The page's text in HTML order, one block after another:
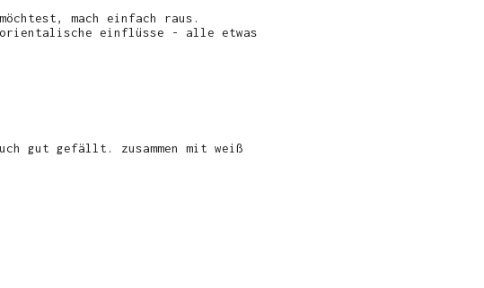
mach einfach raus.
einflüsse - alle etwas
gut gefällt. zusammen mit weiß